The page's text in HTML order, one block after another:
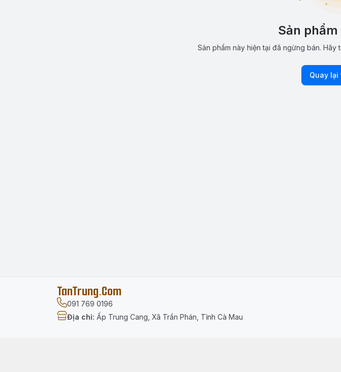
Sản
Sản phẩm này hiện tại đã ngừng bán.
Quay lại
TanTrung.Com
091 769 0196
Địa chỉ: Ấp Trung Cang, Xã Trần Phán, Tỉnh Cà Mau